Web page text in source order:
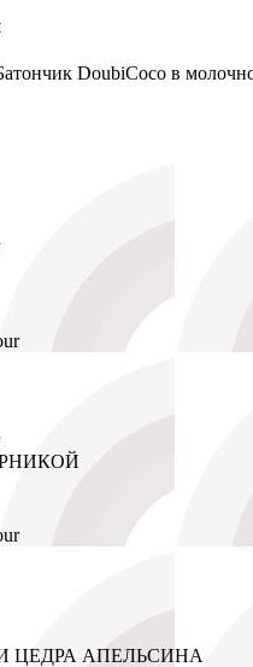
DoubiCoco в
ЦЕДРА АПЕЛЬСИНА